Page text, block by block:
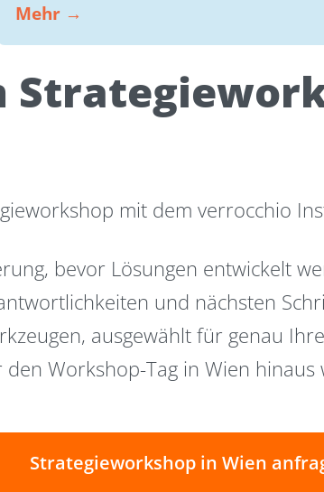
Mehr →
mit dem verrocchio
bevor Lösungen entwickelt
und nächsten
ausgewählt für genau
Workshop-Tag in Wien hinaus
Strategieworkshop in Wien